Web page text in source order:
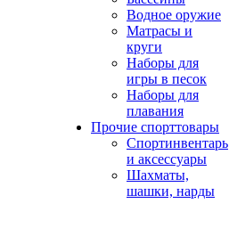
Водное оружие
Матрасы и
круги
Наборы для
игры в песок
Наборы для
плавания
Прочие спорттовары
Спортинвентарь
и аксессуары
Шахматы,
шашки, нарды